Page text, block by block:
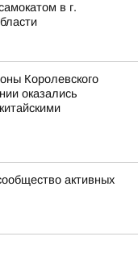
в г.
Королевского
оказались
активных